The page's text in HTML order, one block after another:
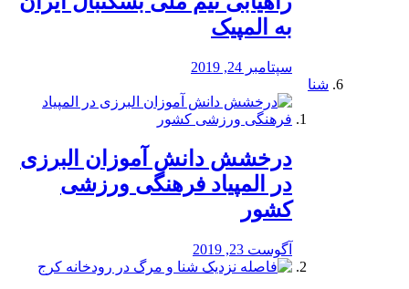
به المپیک
سپتامبر 24, 2019
شنا
درخشش دانش آموزان البرزی
در المپیاد فرهنگی ورزشی
کشور
آگوست 23, 2019